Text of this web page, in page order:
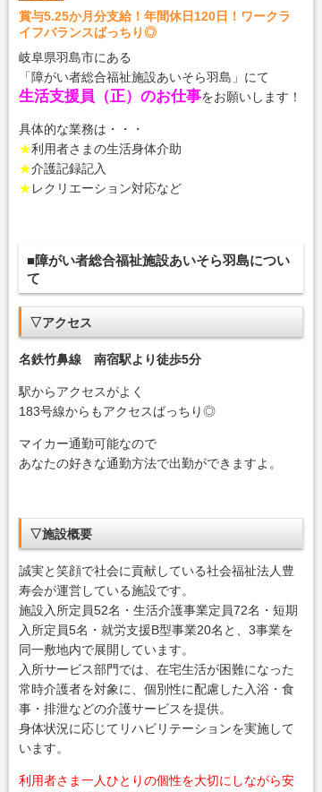
賞与5.25か月分支給！年間休日120日！ワークラ
イフバランスばっちり◎
岐阜県羽島市にある
「障がい者総合福祉施設あいそら羽島」にて
生活支援員（正）のお仕事をお願いします！
具体的な業務は・・・
★利用者さまの生活身体介助
★介護記録記入
★レクリエーション対応など
■障がい者総合福祉施設あいそら羽島につい
て
▽アクセス
名鉄竹鼻線 南宿駅より徒歩5分
駅からアクセスがよく
183号線からもアクセスばっちり◎
マイカー通勤可能なので
あなたの好きな通勤方法で出勤ができますよ。
▽施設概要
誠実と笑顔で社会に貢献している社会福祉法人豊
寿会が運営している施設です。
施設入所定員52名・生活介護事業定員72名・短期
入所定員5名・就労支援B型事業20名と、3事業を
同一敷地内で展開しています。
入所サービス部門では、在宅生活が困難になった
常時介護者を対象に、個別性に配慮した入浴・食
事・排泄などの介護サービスを提供。
身体状況に応じてリハビリテーションを実施して
います。
利用者さま一人ひとりの個性を大切にしながら安